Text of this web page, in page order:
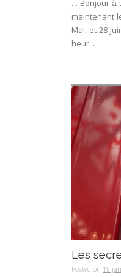
. . Bonjour
maintenant
Mai, et 28
heur...
Les
Posted on 19